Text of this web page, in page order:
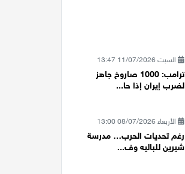
السبت 11/07/2026 13:47
ترامب: 1000 صاروخ جاهز
لضرب إيران إذا حا...
الأربعاء 08/07/2026 13:00
رغم تحديات الحرب… مدرسة
شيرين للباليه وف...